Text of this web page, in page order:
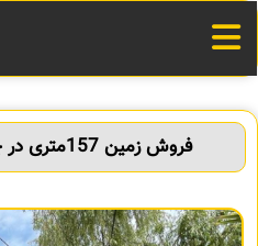
فروش زمین 157متری در چند قدمی دریا سرخرود